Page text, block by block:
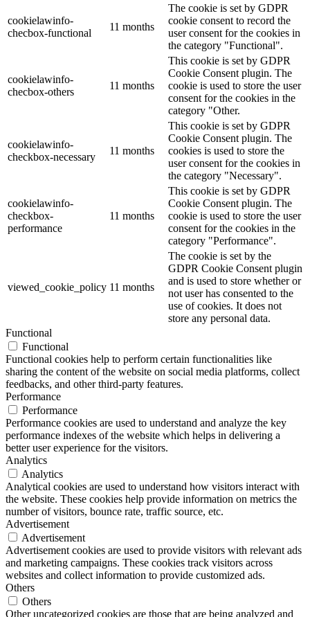
cookielawinfo-
checbox-functional
11 months
The cookie is set by GDPR
cookie consent to record the
user consent for the cookies in
the category "Functional".
cookielawinfo-
checbox-others
11 months
This cookie is set by GDPR
Cookie Consent plugin. The
cookie is used to store the user
consent for the cookies in the
category "Other.
cookielawinfo-
checkbox-necessary
11 months
This cookie is set by GDPR
Cookie Consent plugin. The
cookies is used to store the
user consent for the cookies in
the category "Necessary".
cookielawinfo-
checkbox-
performance
11 months
This cookie is set by GDPR
Cookie Consent plugin. The
cookie is used to store the user
consent for the cookies in the
category "Performance".
viewed_cookie_policy 11 months
The cookie is set by the
GDPR Cookie Consent plugin
and is used to store whether or
not user has consented to the
use of cookies. It does not
store any personal data.
Functional
Functional
Functional cookies help to perform certain functionalities like
sharing the content of the website on social media platforms, collect
feedbacks, and other third-party features.
Performance
Performance
Performance cookies are used to understand and analyze the key
performance indexes of the website which helps in delivering a
better user experience for the visitors.
Analytics
Analytics
Analytical cookies are used to understand how visitors interact with
the website. These cookies help provide information on metrics the
number of visitors, bounce rate, traffic source, etc.
Advertisement
Advertisement
Advertisement cookies are used to provide visitors with relevant ads
and marketing campaigns. These cookies track visitors across
websites and collect information to provide customized ads.
Others
Others
Other uncategorized cookies are those that are being analyzed and